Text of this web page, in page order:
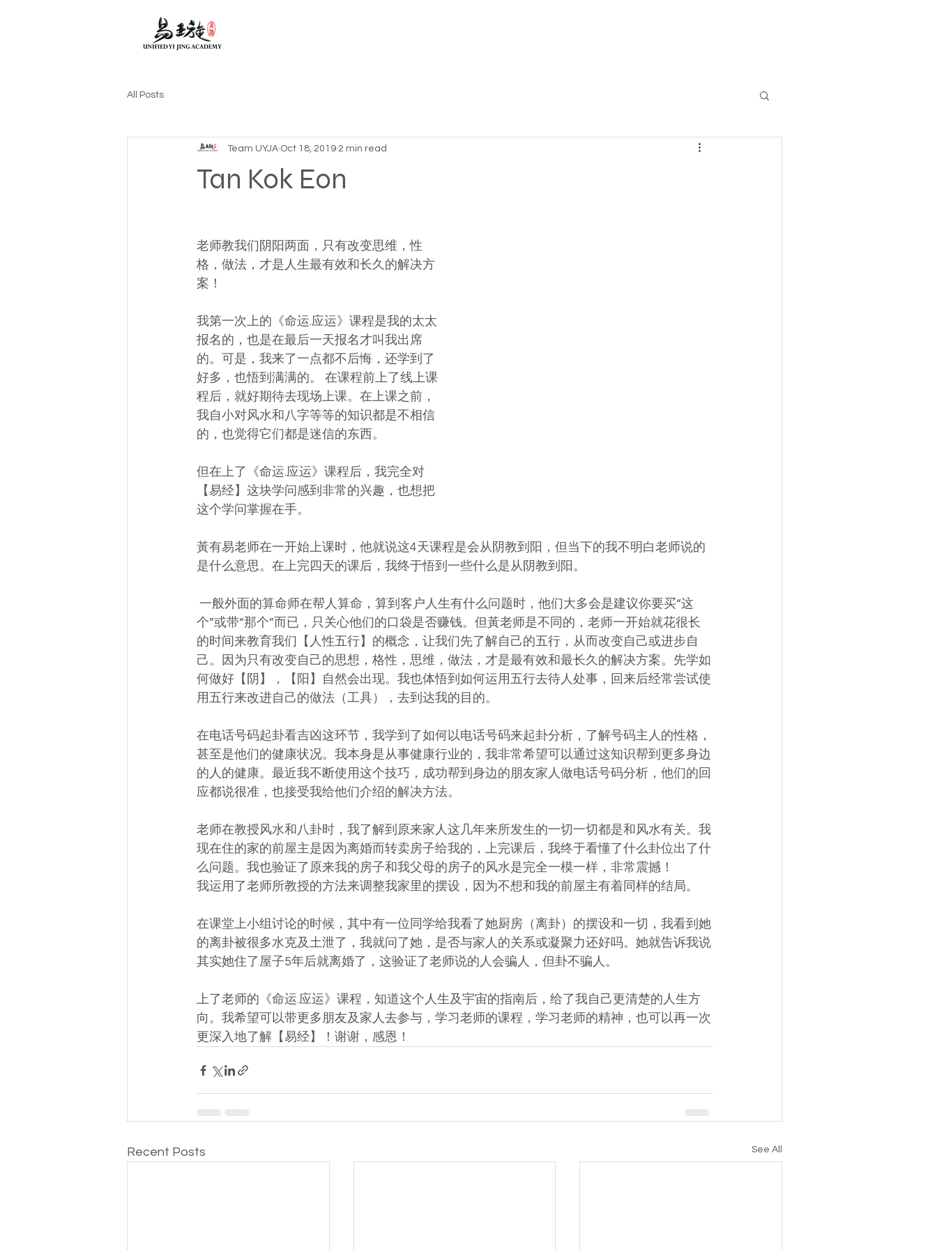
All Posts
Tan Kok Eon
Team UYJA Oct 18, 2019 2 min read
老师教我们阴阳两面，只有改变思维，性
格，做法，才是人生最有效和长久的解决方
案！
我第一次上的《命运.应运》课程是我的太太
报名的，也是在最后一天报名才叫我出席
的。可是，我来了一点都不后悔，还学到了
好多，也悟到满满的。 在课程前上了线上课
程后，就好期待去现场上课。在上课之前，
我自小对风水和八字等等的知识都是不相信
的，也觉得它们都是迷信的东西。
但在上了《命运.应运》课程后，我完全对
【易经】这块学问感到非常的兴趣，也想把
这个学问掌握在手。
黃有易老师在一开始上课时，他就说这4天课程是会从阴教到阳，但当下的我不明白老师说的
是什么意思。在上完四天的课后，我终于悟到一些什么是从阴教到阳。
个”或带“那个”而已，只关心他们的口袋是否赚钱。但黃老师是不同的，老师一开始就花很长
的时间来教育我们【人性五行】的概念，让我们先了解自己的五行，从而改变自己或进步自
己。因为只有改变自己的思想，格性，思维，做法，才是最有效和最长久的解决方案。先学如
何做好【阴】，【阳】自然会出现。我也体悟到如何运用五行去待人处事，回来后经常尝试使
用五行来改进自己的做法（工具），去到达我的目的。
在电话号码起卦看吉凶这环节，我学到了如何以电话号码来起卦分析，了解号码主人的性格，
甚至是他们的健康状况。我本身是从事健康行业的，我非常希望可以通过这知识帮到更多身边
的人的健康。最近我不断使用这个技巧，成功帮到身边的朋友家人做电话号码分析，他们的回
应都说很准，也接受我给他们介绍的解决方法。
老师在教授风水和八卦时，我了解到原来家人这几年来所发生的一切一切都是和风水有关。我
现在住的家的前屋主是因为离婚而转卖房子给我的，上完课后，我终于看懂了什么卦位出了什
么问题。我也验证了原来我的房子和我父母的房子的风水是完全一模一样，非常震撼！
我运用了老师所教授的方法来调整我家里的摆设，因为不想和我的前屋主有着同样的结局。
在课堂上小组讨论的时候，其中有一位同学给我看了她厨房（离卦）的摆设和一切，我看到她
的离卦被很多水克及土泄了，我就问了她，是否与家人的关系或凝聚力还好吗。她就告诉我说
其实她住了屋子5年后就离婚了，这验证了老师说的人会骗人，但卦不骗人。
上了老师的《命运.应运》课程，知道这个人生及宇宙的指南后，给了我自己更清楚的人生方
向。我希望可以带更多朋友及家人去参与，学习老师的课程，学习老师的精神，也可以再一次
更深入地了解【易经】！谢谢，感恩！
Recent Posts See All